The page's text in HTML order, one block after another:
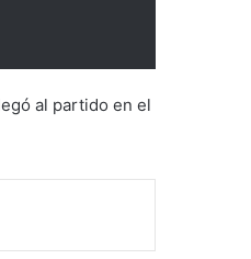
al partido en el